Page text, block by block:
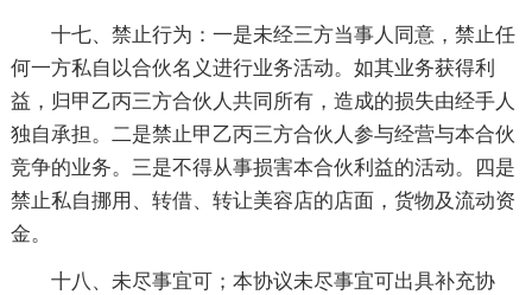
十七、禁止行为：一是未经三方当事人同意，禁止任
何一方私自以合伙名义进行业务活动。如其业务获得利
益，归甲乙丙三方合伙人共同所有，造成的损失由经手人
独自承担。二是禁止甲乙丙三方合伙人参与经营与本合伙
竞争的业务。三是不得从事损害本合伙利益的活动。四是
禁止私自挪用、转借、转让美容店的店面，货物及流动资
金。
十八、未尽事宜可；本协议未尽事宜可出具补充协